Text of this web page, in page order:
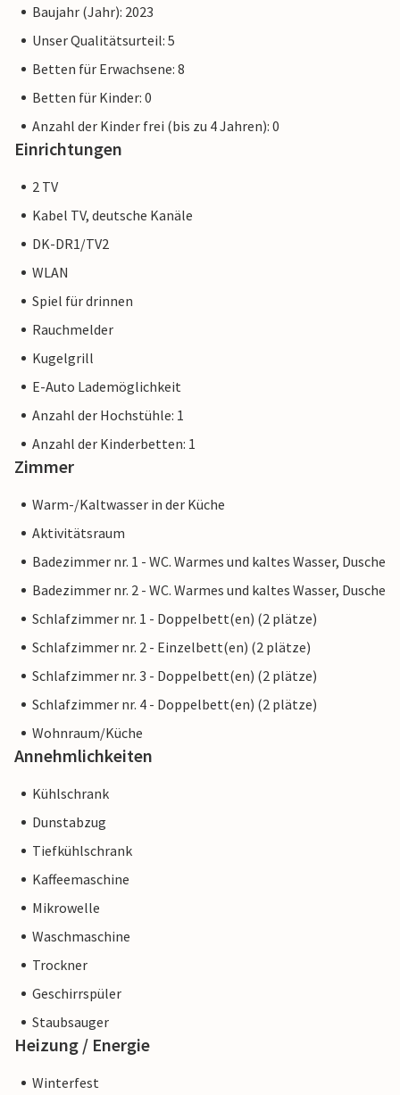
Baujahr (Jahr): 2023
Unser Qualitätsurteil: 5
Betten für Erwachsene: 8
Betten für Kinder: 0
Anzahl der Kinder frei (bis zu 4 Jahren): 0
Einrichtungen
2 TV
Kabel TV, deutsche Kanäle
DK-DR1/TV2
WLAN
Spiel für drinnen
Rauchmelder
Kugelgrill
E-Auto Lademöglichkeit
Anzahl der Hochstühle: 1
Anzahl der Kinderbetten: 1
Zimmer
Warm-/Kaltwasser in der Küche
Aktivitätsraum
Badezimmer nr. 1 - WC. Warmes und kaltes Wasser, Dusche
Badezimmer nr. 2 - WC. Warmes und kaltes Wasser, Dusche
Schlafzimmer nr. 1 - Doppelbett(en) (2 plätze)
Schlafzimmer nr. 2 - Einzelbett(en) (2 plätze)
Schlafzimmer nr. 3 - Doppelbett(en) (2 plätze)
Schlafzimmer nr. 4 - Doppelbett(en) (2 plätze)
Wohnraum/Küche
Annehmlichkeiten
Kühlschrank
Dunstabzug
Tiefkühlschrank
Kaffeemaschine
Mikrowelle
Waschmaschine
Trockner
Geschirrspüler
Staubsauger
Heizung / Energie
Winterfest